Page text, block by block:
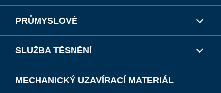
PRŮMYSLOVÉ
SLUŽBA TĚSNĚNÍ
MECHANICKÝ UZAVÍRACÍ MATERIÁL